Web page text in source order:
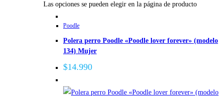
Las opciones se pueden elegir en la página de producto
Poodle
Polera perro Poodle «Poodle lover forever» (modelo
134) Mujer
$14.990